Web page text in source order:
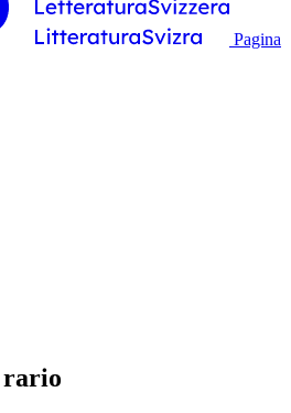
Pagina
rario